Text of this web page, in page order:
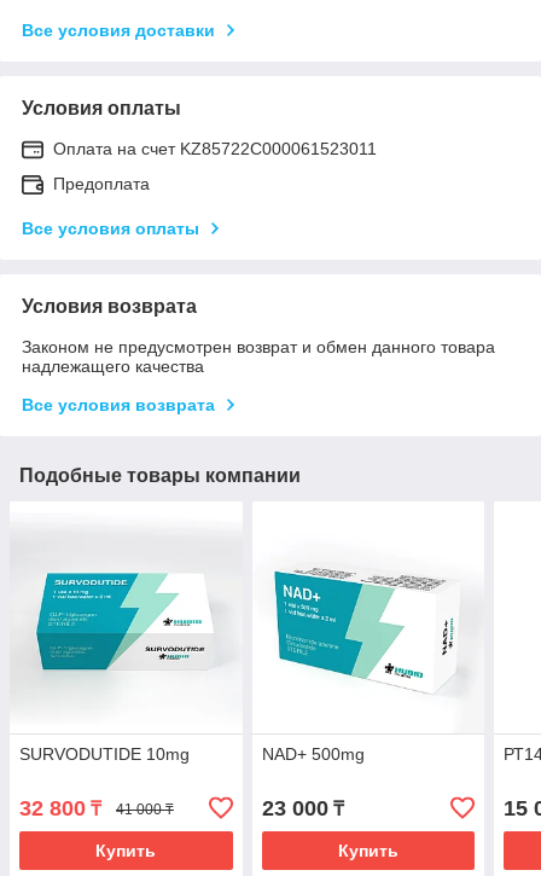
Все условия доставки
Условия оплаты
Оплата на счет KZ85722C000061523011
Предоплата
Все условия оплаты
Условия возврата
Законом не предусмотрен возврат и обмен данного товара
надлежащего качества
Все условия возврата
Подобные товары компании
SURVODUTIDE 10mg
32 800 ₸ 41 000 ₸
Купить
NAD+ 500mg
23 000₸
Купить
15